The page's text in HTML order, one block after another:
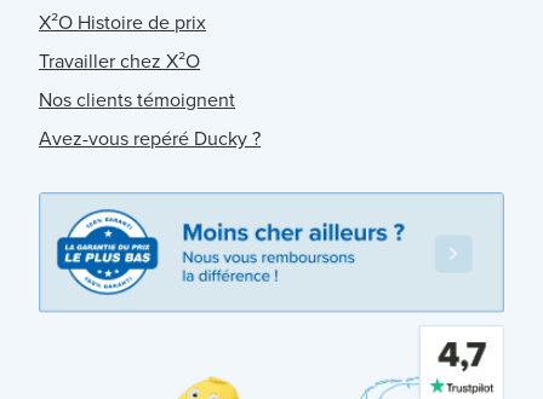
X²O Histoire de prix
Travailler chez X²O
Nos clients témoignent
Avez-vous repéré Ducky ?